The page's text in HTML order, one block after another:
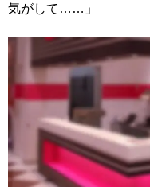
気がして……」